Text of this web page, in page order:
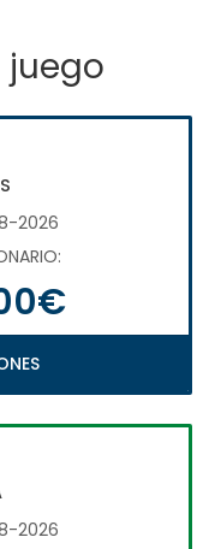
juego
2026
2026